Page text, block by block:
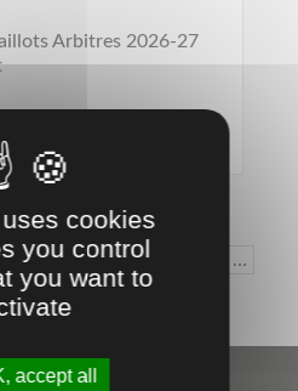
Arbitres 2026-27
3 4
…
Dernière page »
cookies
you control
you want to
accept all